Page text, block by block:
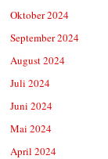
Oktober 2024
September 2024
August 2024
Juli 2024
Juni 2024
Mai 2024
April 2024